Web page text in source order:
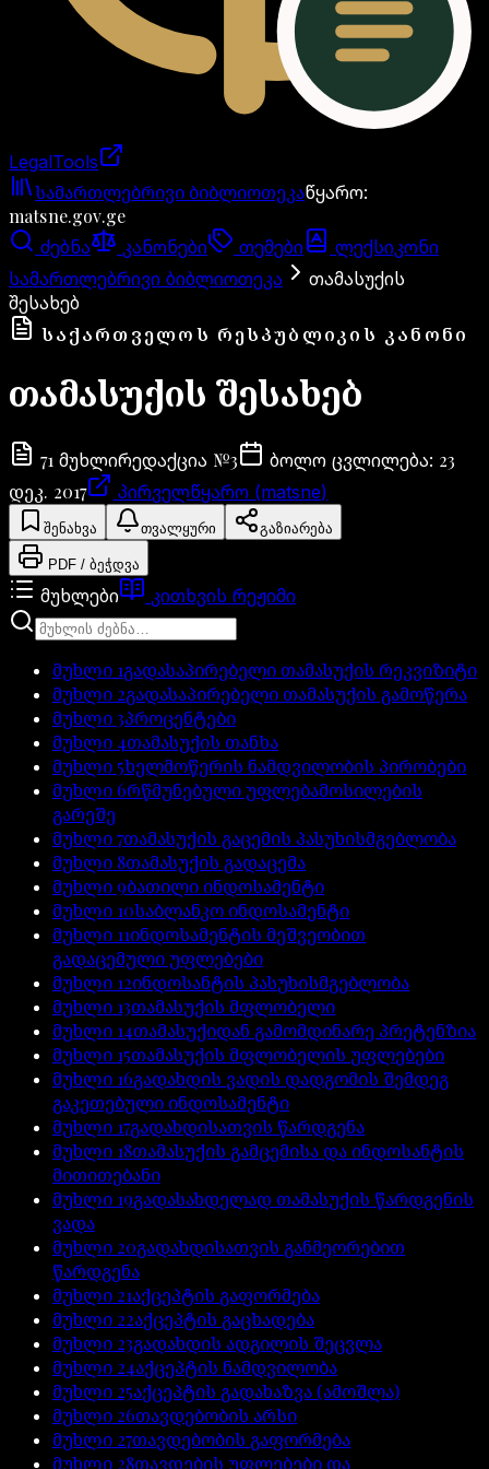
LegalTools
ანგარიში იტვირთება
სამართლებრივი ბიბლიოთეკაწყარო:
matsne.gov.ge
ძებნა კანონები თემები
ლექსიკონი
სამართლებრივი ბიბლიოთეკა
თამასუქის
შესახებ
ᲡᲐᲥᲐᲠᲗᲕᲔᲚᲝᲡ ᲠᲔᲡᲞᲣᲑᲚᲘᲙᲘᲡ ᲙᲐᲜᲝᲜᲘ
თამასუქის შესახებ
71 მუხლირედაქცია №3 ბოლო ცვლილება: 23
დეკ. 2017
პირველწყარო (matsne)
შენახვა თვალყური გაზიარება
PDF / ბეჭდვა
მუხლები კითხვის რეჟიმი
მუხლი 1გადასაპირებელი თამასუქის რეკვიზიტი
მუხლი 2გადასაპირებელი თამასუქის გამოწერა
მუხლი3პროცენტები
მუხლი 4თამასუქის თანხა
მუხლი 5ხელმოწერის ნამდვილობის პირობები
მუხლი 6რწმუნებული უფლებამოსილების
გარეშე
მუხლი7თამასუქის გაცემის პასუხისმგებლობა
მუხლი 8თამასუქის გადაცემა
მუხლი 9ბათილი ინდოსამენტი
მუხლი 10საბლანკო ინდოსამენტი
მუხლი 11ინდოსამენტის მეშვეობით
გადაცემული უფლებები
მუხლი 12ინდოსანტის პასუხისმგებლობა
მუხლი 13თამასუქის მფლობელი
მუხლი 14თამასუქიდან გამომდინარე პრეტენზია
მუხლი 15თამასუქის მფლობელის უფლებები
მუხლი 16გადახდის ვადის დადგომის შემდეგ
გაკეთებული ინდოსამენტი
მუხლი 17გადახდისათვის წარდგენა
მუხლი 18თამასუქის გამცემისა და ინდოსანტის
მითითებანი
მუხლი 19გადასახდელად თამასუქის წარდგენის
ვადა
მუხლი 20გადახდისათვის განმეორებით
წარდგენა
მუხლი 21აქცეპტის გაფორმება
მუხლი 22აქცეპტის გაცხადება
მუხლი 23გადახდის ადგილის შეცვლა
მუხლი 24აქცეპტის ნამდვილობა
მუხლი 25აქცეპტის გადახაზვა (ამოშლა)
მუხლი 26თავდებობის არსი
მუხლი 27თავდებობის გაფორმება
მუხლი 28თავდების უფლებები და